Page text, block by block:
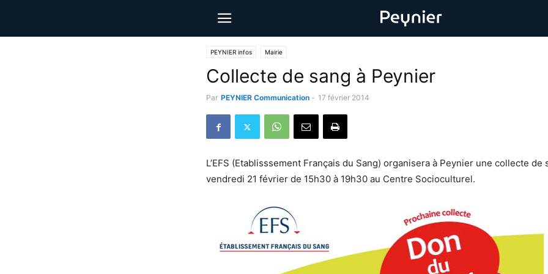
PEYNIER infos Mairie
Collecte de sang à Peynier
Par PEYNIER Communication - 17 février 2014
L’EFS (Etablisssement Français du Sang) organisera à Peynier une collecte de
vendredi 21 février de 15h30 à 19h30 au Centre Socioculturel.